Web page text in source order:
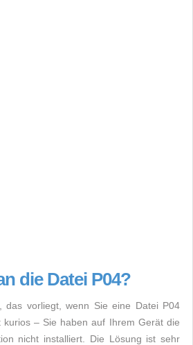
die Datei P04?
das vorliegt, wenn Sie eine Datei P04
kurios – Sie haben auf Ihrem Gerät die
nicht installiert. Die Lösung ist sehr